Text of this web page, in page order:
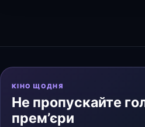
КІНО ЩОДНЯ
Не пропускайте
прем’єри